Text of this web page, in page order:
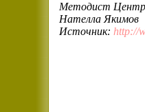
Методист
Нателла Якимов
Источник: http://